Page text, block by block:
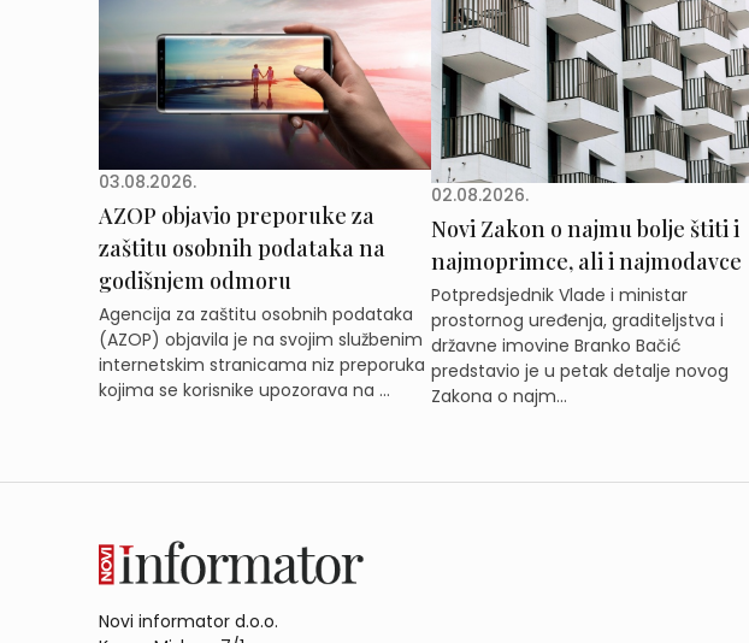
03.08.2026.
AZOP objavio preporuke za
zaštitu osobnih podataka na
godišnjem odmoru
Agencija za zaštitu osobnih podataka
(AZOP) objavila je na svojim službenim
internetskim stranicama niz preporuka
kojima se korisnike upozorava na ...
02.08.2026.
Novi Zakon o najmu bolje štiti i
najmoprimce, ali i najmodavce
Potpredsjednik Vlade i ministar
prostornog uređenja, graditeljstva i
državne imovine Branko Bačić
predstavio je u petak detalje novog
Zakona o najm...
Novi informator d.o.o.